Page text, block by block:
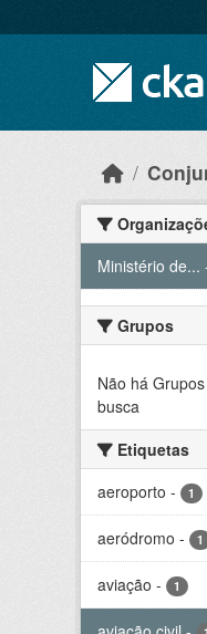
Ministério de...
Grupos
Não há
busca
Etiquetas
aeroporto - 1
aeródromo - 1
aviação - 1